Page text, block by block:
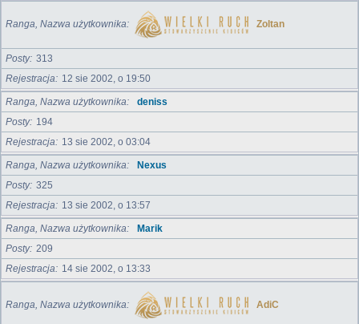
Ranga, Nazwa użytkownika Zoltan
Posty 313
Rejestracja
12 sie 2002, o 19:50
Ranga, Nazwa użytkownika
deniss
Posty
194
Rejestracja
13 sie 2002, o 03:04
Ranga, Nazwa użytkownika
Nexus
Posty 325
Rejestracja
13 sie 2002, o 13:57
Ranga, Nazwa użytkownika
Marik
Posty 209
Rejestracja
14 sie 2002, o 13:33
Ranga, Nazwa użytkownika AdiC